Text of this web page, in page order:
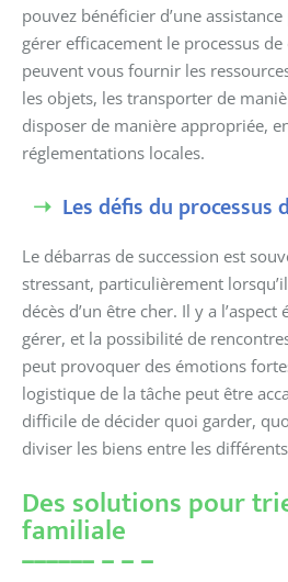
pouvez bénéficier d’une
gérer efficacement le processus
peuvent vous fournir les
les objets, les transporter de
disposer de manière appropriée,
réglementations locales.
Les défis du processus
Le débarras de succession est
stressant, particulièrement
décès d’un être cher. Il y a
gérer, et la possibilité de
peut provoquer des émotions
logistique de la tâche peut être
difficile de décider quoi garder,
diviser les biens entre les
Des solutions pour
familiale